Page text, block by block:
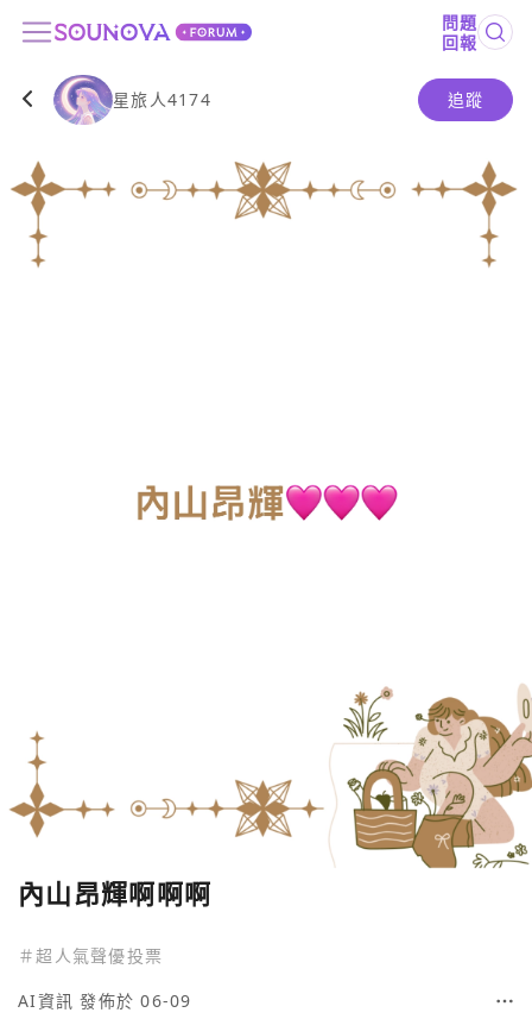
問題
回報
星旅人4174 追蹤
內山昂輝啊啊啊
＃超人氣聲優投票
AI資訊發佈於 06-09